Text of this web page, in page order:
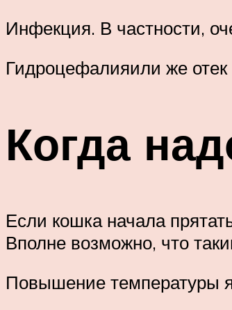
Инфекция. В частности,
Гидроцефалияили же отек
Когда
Если кошка начала
Вполне возможно, что
Повышение температуры